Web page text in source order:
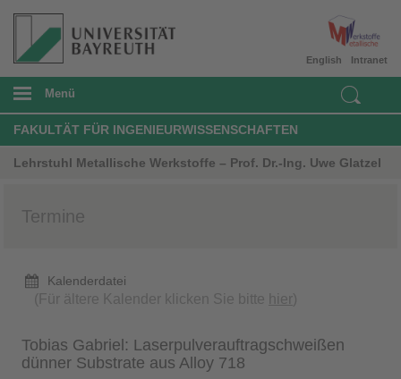
Intranet
English
Menü
FAKULTÄT FÜR INGENIEURWISSENSCHAFTEN
Lehrstuhl Metallische Werkstoffe – Prof. Dr.-Ing. Uwe Glatzel
Termine
Kalenderdatei
(Für ältere Kalender klicken Sie bitte hier)
Tobias Gabriel: Laserpulverauftragschweißen
dünner Substrate aus Alloy 718